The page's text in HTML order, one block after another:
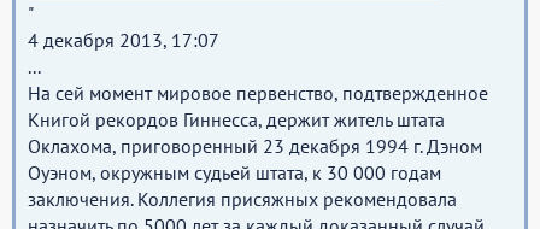
"
4 декабря 2013, 17:07
...
На сей момент мировое первенство, подтвержденное
Книгой рекордов Гиннесса, держит житель штата
Оклахома, приговоренный 23 декабря 1994 г. Дэном
Оуэном, окружным судьей штата, к 30 000 годам
заключения. Коллегия присяжных рекомендовала